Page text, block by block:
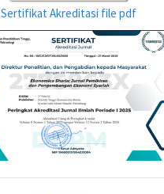
Sertifikat Akreditasi file pdf